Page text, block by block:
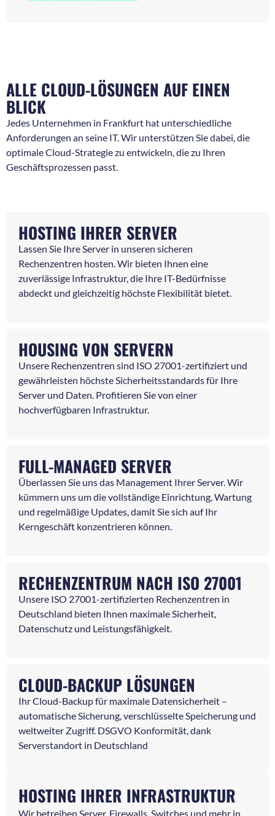
ALLE CLOUD-LÖSUNGEN AUF EINEN
BLICK
Jedes Unternehmen in Frankfurt hat unterschiedliche
Anforderungen an seine IT. Wir unterstützen Sie dabei, die
optimale Cloud-Strategie zu entwickeln, die zu Ihren
Geschäftsprozessen passt.
HOSTING IHRER SERVER
Lassen Sie Ihre Server in unseren sicheren
Rechenzentren hosten. Wir bieten Ihnen eine
zuverlässige Infrastruktur, die Ihre IT-Bedürfnisse
abdeckt und gleichzeitig höchste Flexibilität bietet.
HOUSING VON SERVERN
Unsere Rechenzentren sind ISO 27001-zertifiziert und
gewährleisten höchste Sicherheitsstandards für Ihre
Server und Daten. Profitieren Sie von einer
hochverfügbaren Infrastruktur.
FULL-MANAGED SERVER
Überlassen Sie uns das Management Ihrer Server. Wir
kümmern uns um die vollständige Einrichtung, Wartung
und regelmäßige Updates, damit Sie sich auf Ihr
Kerngeschäft konzentrieren können.
RECHENZENTRUM NACH ISO 27001
Unsere ISO 27001-zertifizierten Rechenzentren in
Deutschland bieten Ihnen maximale Sicherheit,
Datenschutz und Leistungsfähigkeit.
CLOUD-BACKUP LÖSUNGEN
Ihr Cloud-Backup für maximale Datensicherheit –
automatische Sicherung, verschlüsselte Speicherung und
weltweiter Zugriff. DSGVO Konformität, dank
Serverstandort in Deutschland
HOSTING IHRER INFRASTRUKTUR
Wir betreiben Server, Firewalls, Switches und mehr in